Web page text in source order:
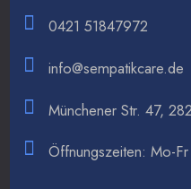
0421 51847972
info@sempatikcare.de
Münchener Str. 47,
Öffnungszeiten: Mo-